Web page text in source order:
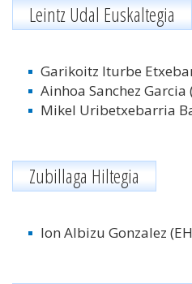
Leintz Udal Euskaltegia
Garikoitz Iturbe
Ainhoa Sanchez Garcia
Mikel Uribetxebarria
Zubillaga Hiltegia
Ion Albizu Gonzalez